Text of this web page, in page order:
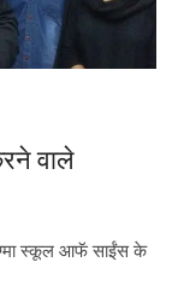
वाले
स्कूल आफॅ साईंस के